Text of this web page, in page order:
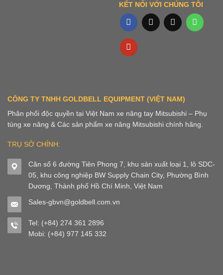
KẾT NỐI VỚI CHÚNG TÔI
CÔNG TY TNHH GOLDBELL EQUIPMENT (VIỆT NAM)
Phân phối độc quyền tại Việt Nam xe nâng tay Mitsubishi – Phụ
tùng xe nâng & Các sản phẩm xe nâng Mitsubishi chính hãng.
TRỤ SỞ CHÍNH:
Căn số 6 đường Tiên Phong 7, khu sản xuất loại 1, lô SDC-
05, khu công nghiệp BW Supply Chain City, Phường Bình
Dương, Thành phố Hồ Chí Minh, Việt Nam
Sales-gbvn@goldbell.com.vn
Tel: (+84) 274 361 2896
Mobi: (+84) 977 145 332